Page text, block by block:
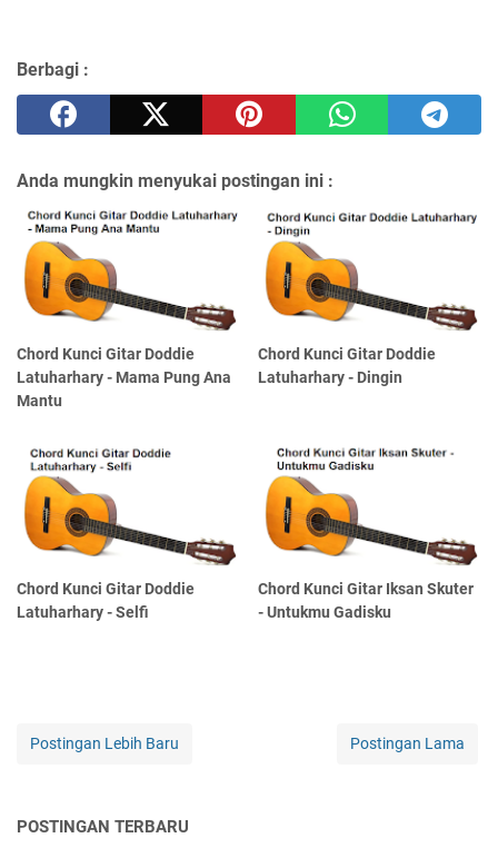
Berbagi :
Anda mungkin menyukai postingan ini :
Chord Kunci Gitar Doddie
Latuharhary - Mama Pung Ana
Mantu
Chord Kunci Gitar Doddie
Latuharhary - Dingin
Chord Kunci Gitar Doddie
Latuharhary - Selfi
Chord Kunci Gitar Iksan Skuter
- Untukmu Gadisku
Postingan Lebih Baru Postingan Lama
POSTINGAN TERBARU